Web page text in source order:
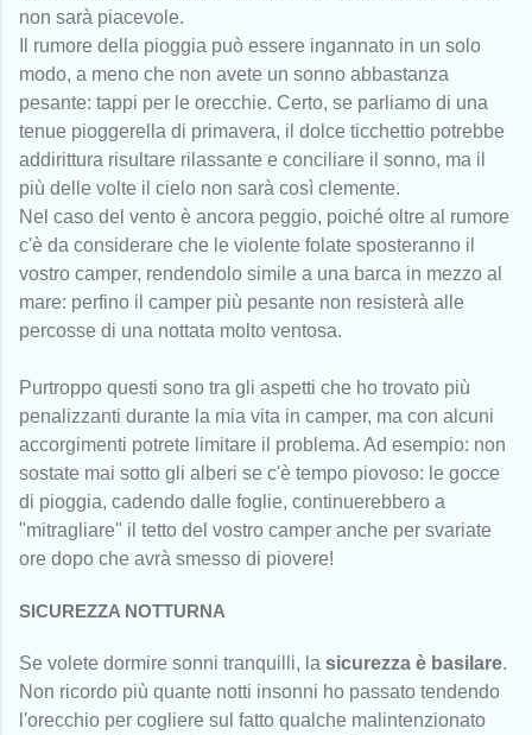
non sarà piacevole.
Il rumore della pioggia può essere ingannato in un solo
modo, a meno che non avete un sonno abbastanza
pesante: tappi per le orecchie. Certo, se parliamo di una
tenue pioggerella di primavera, il dolce ticchettio potrebbe
addirittura risultare rilassante e conciliare il sonno, ma il
più delle volte il cielo non sarà così clemente.
Nel caso del vento è ancora peggio, poiché oltre al rumore
c'è da considerare che le violente folate sposteranno il
vostro camper, rendendolo simile a una barca in mezzo al
mare: perfino il camper più pesante non resisterà alle
percosse di una nottata molto ventosa.
Purtroppo questi sono tra gli aspetti che ho trovato più
penalizzanti durante la mia vita in camper, ma con alcuni
accorgimenti potrete limitare il problema. Ad esempio: non
sostate mai sotto gli alberi se c'è tempo piovoso: le gocce
di pioggia, cadendo dalle foglie, continuerebbero a
"mitragliare" il tetto del vostro camper anche per svariate
ore dopo che avrà smesso di piovere!
SICUREZZA NOTTURNA
Se volete dormire sonni tranquilli, la sicurezza è basilare.
Non ricordo più quante notti insonni ho passato tendendo
l'orecchio per cogliere sul fatto qualche malintenzionato